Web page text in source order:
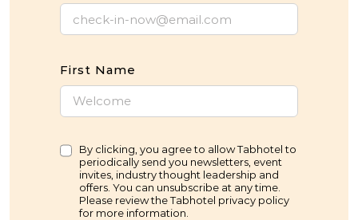
First Name
By clicking, you agree to allow Tabhotel to
periodically send you newsletters, event
invites, industry thought leadership and
offers. You can unsubscribe at any time.
Please review the Tabhotel privacy policy
for more information.